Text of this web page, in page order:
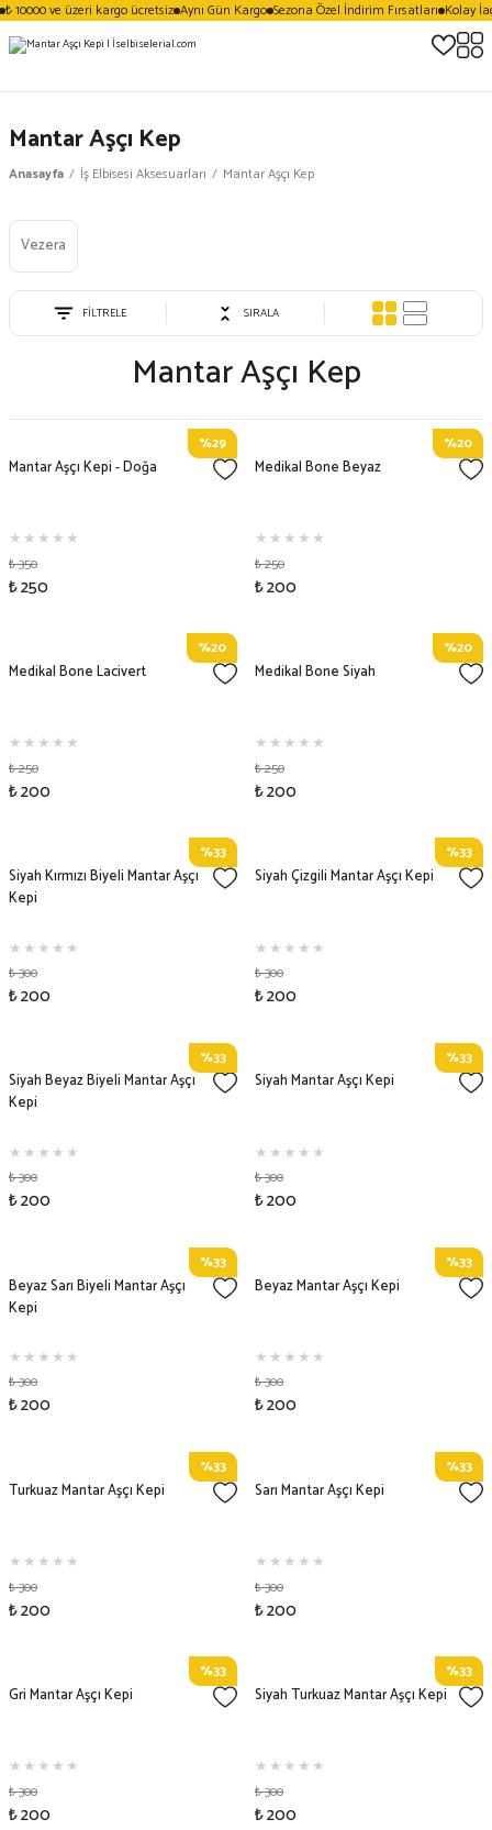
10000 ve üzeri kargo ücretsiz Aynı Gün Kargo Sezona Özel İndirim Fırsatları Kolay
Mantar Aşçı Kep
Anasayfa İş Elbisesi Aksesuarları Mantar Aşçı Kep
Vezera
FİLTRELE SIRALA
Mantar Aşçı Kep
%29
Mantar Aşçı Kepi - Doğa
₺ 350
₺ 250
%20
Medikal Bone Beyaz
₺ 250
₺ 200
%20
Medikal Bone Lacivert
₺ 250
₺ 200
%20
Medikal Bone Siyah
₺ 250
₺ 200
%33
Siyah Kırmızı Biyeli Mantar Aşçı
Kepi
₺ 300
₺ 200
%33
Siyah Çizgili Mantar Aşçı Kepi
₺ 300
₺ 200
%33
Siyah Beyaz Biyeli Mantar Aşçı
Kepi
₺ 300
₺ 200
%33
Siyah Mantar Aşçı Kepi
₺ 300
₺ 200
%33
Beyaz Sarı Biyeli Mantar Aşçı
Kepi
₺ 300
₺ 200
%33
Beyaz Mantar Aşçı Kepi
₺ 300
₺ 200
%33
Turkuaz Mantar Aşçı Kepi
₺ 300
₺ 200
%33
Sarı Mantar Aşçı Kepi
₺ 300
₺ 200
%33
Gri Mantar Aşçı Kepi
₺ 300
₺ 200
%33
Siyah Turkuaz Mantar Aşçı Kepi
₺ 300
₺ 200